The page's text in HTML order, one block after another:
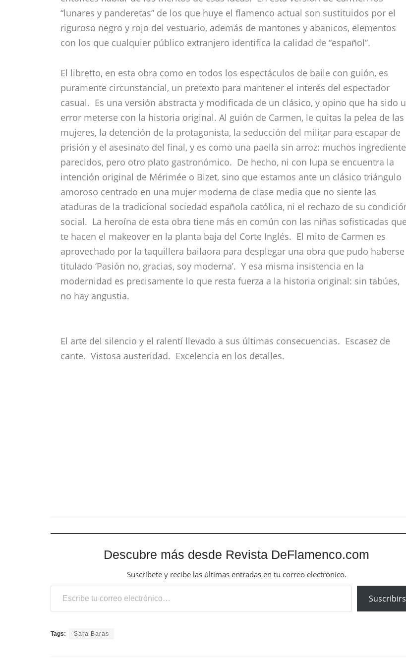
El libretto, en esta obra como en todos los espectáculos de baile con guión, es
puramente circunstancial, un pretexto para mantener el interés del espectador
casual. Es una versión abstracta y modificada de un clásico, y opino que ha sido un
error meterse con la historia original. Al guión de Carmen, le quitas la pelea de las
prisión y el asesinato del final, y es como una paella sin arroz: muchos ingredientes
parecidos, pero otro plato gastronómico. De hecho, ni con lupa se encuentra la
intención original de Mérimée o Bizet, sino que estamos ante un clásico triángulo
amoroso centrado en una mujer moderna de clase media que no siente las
ataduras de la tradicional sociedad española católica, ni el rechazo de su condición
social. La heroína de esta obra tiene más en común con las niñas sofisticadas que
te hacen el makeover en la planta baja del Corte Inglés. El mito de Carmen es
aprovechado por la taquillera bailaora para desplegar una obra que pudo haberse
titulado ‘Pasión no, gracias, soy moderna’. Y esa misma insistencia en la
modernidad es precisamente lo que resta fuerza a la historia original: sin tabúes,
El arte del silencio y el ralentí llevado a sus últimas consecuencias. Escasez de
cante. Vistosa austeridad. Excelencia en los detalles.
XV BIENAL DE FLAMENCO DE SEVILLA.
COLOR' Manolo Sanlúcar
XV BIENAL DE FLAMENCO DE SEVILLA.